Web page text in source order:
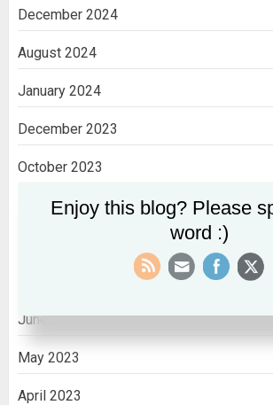
December 2024
August 2024
January 2024
December 2023
October 2023
September 2023
June 2023
May 2023
April 2023
Enjoy this blog? Please
word :)